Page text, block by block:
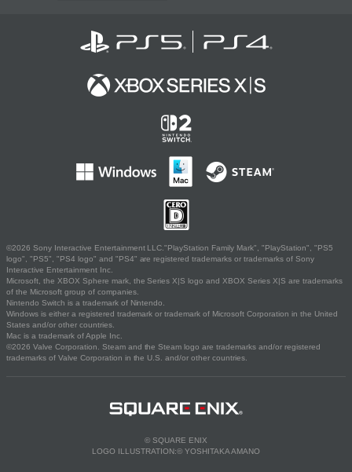
©2026 Sony Interactive Entertainment LLC."PlayStation Family Mark", "PlayStation", "PS5
logo", "PS5", "PS4 logo" and "PS4" are registered trademarks or trademarks of Sony
Interactive Entertainment Inc.
Microsoft, the XBOX Sphere mark, the Series X|S logo and XBOX Series X|S are trademarks
of the Microsoft group of companies.
Nintendo Switch is a trademark of Nintendo.
Windows is either a registered trademark or trademark of Microsoft Corporation in the United
States and/or other countries.
Mac is a trademark of Apple Inc.
©2026 Valve Corporation. Steam and the Steam logo are trademarks and/or registered
trademarks of Valve Corporation in the U.S. and/or other countries.
© SQUARE ENIX
LOGO ILLUSTRATION:© YOSHITAKA AMANO